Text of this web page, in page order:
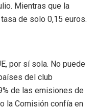
Mientras que la
de solo 0,15 euros.
por sí sola. No puede
del club
de las emisiones de
la Comisión confía en